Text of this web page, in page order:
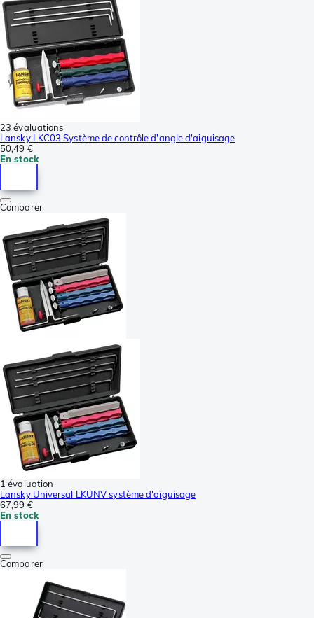
23 évaluations
Lansky LKC03 Système de contrôle d'angle d'aiguisage
50,49 €
En stock
Comparer
1 évaluation
Lansky Universal LKUNV système d'aiguisage
67,99 €
En stock
Comparer